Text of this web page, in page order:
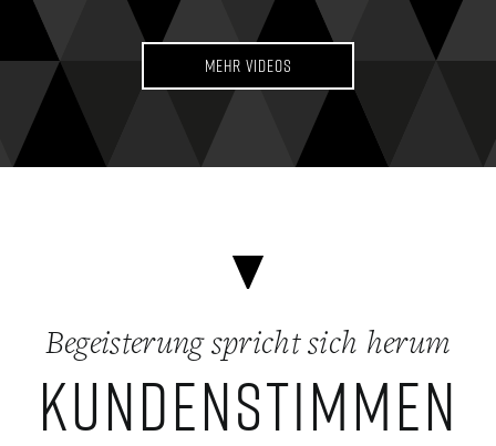
Mehr Videos
Begeisterung spricht sich herum
KUNDENSTIMMEN